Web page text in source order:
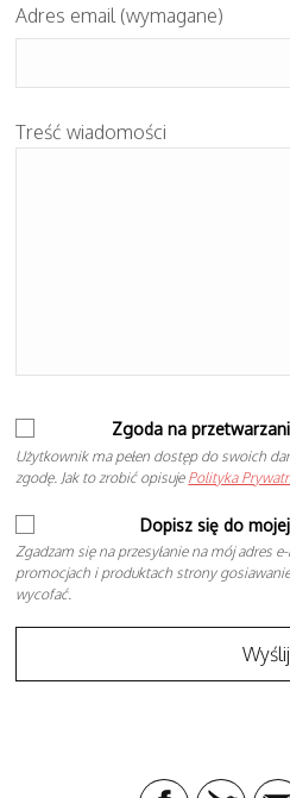
Adres email (wymagane)
Treść wiadomości
Zgoda na
Użytkownik ma pełen dostęp do swoich
zgodę. Jak to zrobić opisuje Polityka
Dopisz się do
Zgadzam się na przesyłanie na mój adres
promocjach i produktach strony
wycofać.